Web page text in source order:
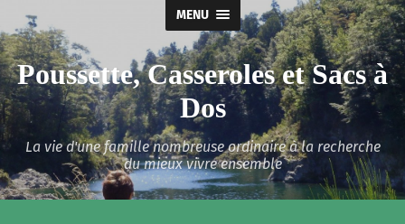
MENU
Poussette, Casseroles et Sacs à
Dos
La vie d'une famille nombreuse ordinaire à la recherche
du mieux vivre ensemble